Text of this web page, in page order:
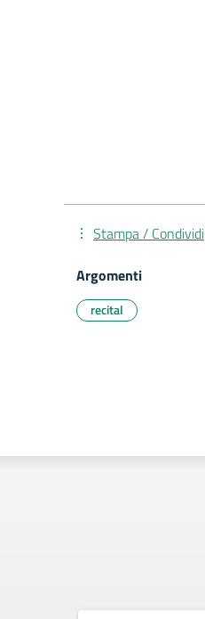
Stampa / Condividi
Argomenti
recital